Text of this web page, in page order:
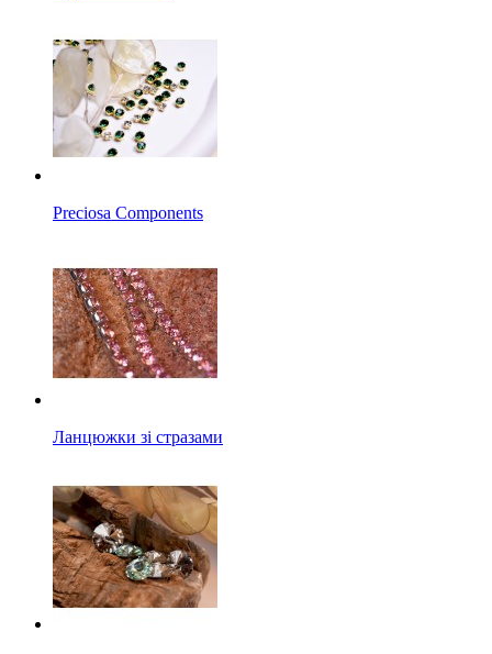
Preciosa Components
Ланцюжки зі стразами